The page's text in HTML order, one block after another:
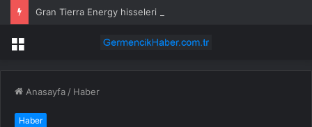
Menü
Anasayfa / Haber
Haber